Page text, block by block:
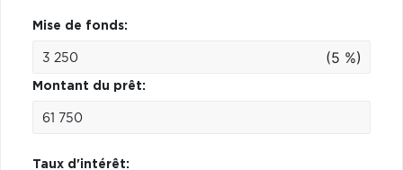
Mise de fonds:
(5 %)
Montant du prêt:
Taux d'intérêt: